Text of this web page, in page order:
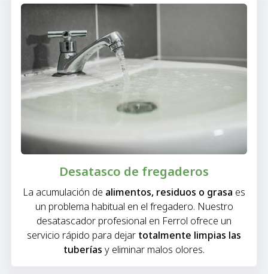
Desatasco de fregaderos
La acumulación de alimentos, residuos o grasa es
un problema habitual en el fregadero. Nuestro
desatascador profesional en Ferrol ofrece un
servicio rápido para dejar totalmente limpias las
tuberías y eliminar malos olores.